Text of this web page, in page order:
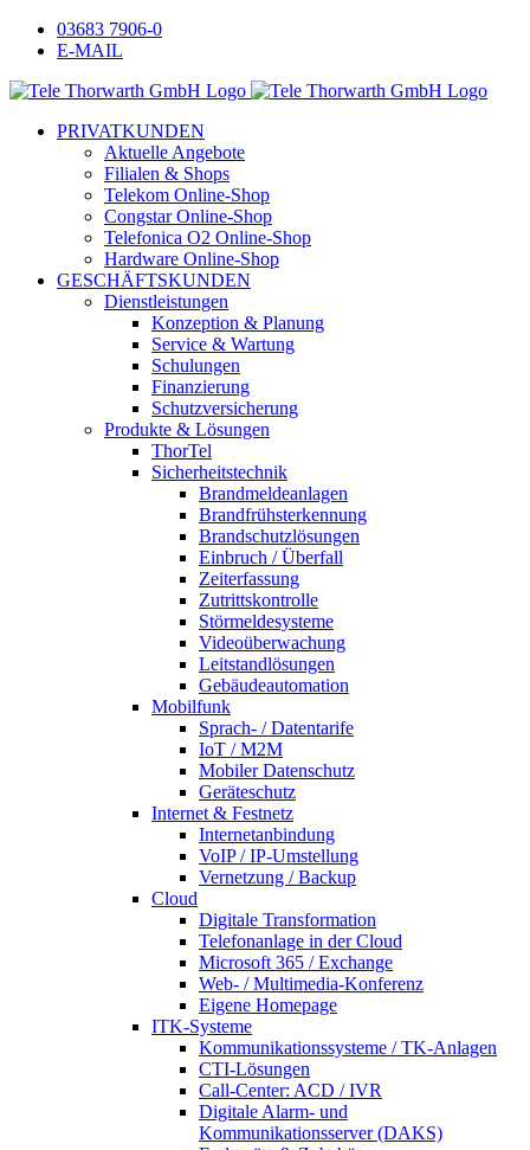
Zum
Inhalt
Facebook
Instagram
LinkedIn
Xing
03683 7906-0
E-MAIL
PRIVATKUNDEN
Aktuelle Angebote
Filialen & Shops
Telekom Online-Shop
Congstar Online-Shop
Telefonica O2 Online-Shop
Hardware Online-Shop
GESCHÄFTSKUNDEN
Dienstleistungen
Konzeption & Planung
Service & Wartung
Schulungen
Finanzierung
Schutzversicherung
Produkte & Lösungen
ThorTel
Sicherheitstechnik
Brandmeldeanlagen
Brandfrühsterkennung
Brandschutzlösungen
Einbruch / Überfall
Zeiterfassung
Zutrittskontrolle
Störmeldesysteme
Videoüberwachung
Leitstandlösungen
Gebäudeautomation
Mobilfunk
Sprach- / Datentarife
IoT / M2M
Mobiler Datenschutz
Geräteschutz
Internet & Festnetz
Internetanbindung
VoIP / IP-Umstellung
Vernetzung / Backup
Cloud
Digitale Transformation
Telefonanlage in der Cloud
Microsoft 365 / Exchange
Web- / Multimedia-Konferenz
Eigene Homepage
ITK-Systeme
Kommunikationssysteme / TK-Anlagen
CTI-Lösungen
Call-Center: ACD / IVR
Digitale Alarm- und
Kommunikationsserver (DAKS)